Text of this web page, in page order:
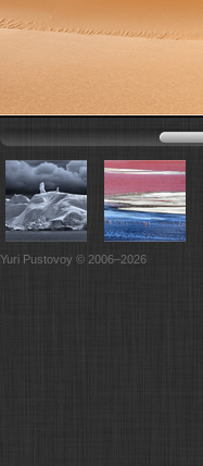
Yuri Pustovoy © 2006–2026